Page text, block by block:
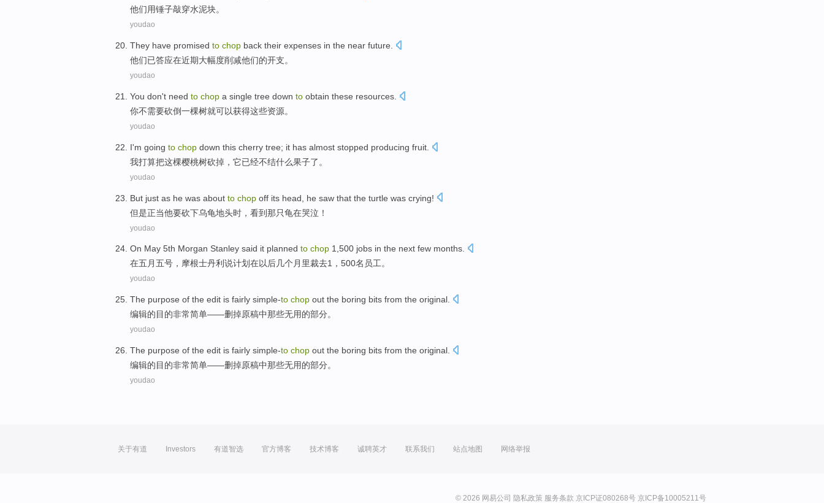
他们用锤子敲穿水泥块。
youdao
They have promised to chop back their expenses in the near future
他们已答应在近期大幅度削减他们的开支。
youdao
You don't need to chop a single tree down to obtain these resources
你不需要砍倒一棵树就可以获得这些资源。
youdao
I'm going to chop down this cherry tree; it has almost stopped producing fruit
我打算把这棵樱桃树砍掉， 它已经不结什么果子了。
youdao
But just as he was about to chop off its head, he saw that the turtle was crying!
但是正当他要砍下乌龟地头时， 看到那只龟在哭泣！
youdao
On May 5th Morgan Stanley said it planned to chop 1,500 jobs in the next few months.
在五月 五号 ， 摩根士丹利 说计划在以后几个月里裁去1，500名 员工。
youdao
The purpose of the edit is fairly simple-to chop out the boring bits from the original.
编辑的目的非常简单——删掉原稿中那些无用的部分。
youdao
The purpose of the edit is fairly simple-to chop out the boring bits from the original.
编辑的目的非常简单——删掉原稿中那些无用的部分。
youdao
关于有道 Investors 有道智选 官方博客 技术博客 诚聘英才 联系我们 站点地图 网络举报
© 2026 网易公司 隐私政策 服务条款 京ICP证080268号 京ICP备10005211号